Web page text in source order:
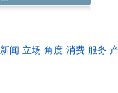
新闻 立场 角度 消费 服务